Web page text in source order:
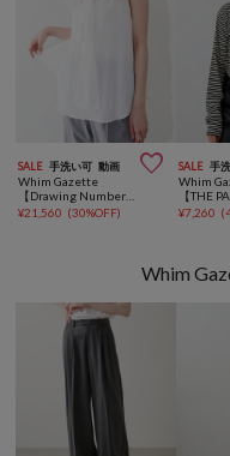
SALE 手洗い可 動画 
Whim Gazette
¥21,560 (30%OFF)
SALE 手
Whim
¥7,260 (
Whim